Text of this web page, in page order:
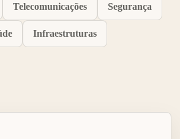
Telecomunicações Segurança
Infraestruturas